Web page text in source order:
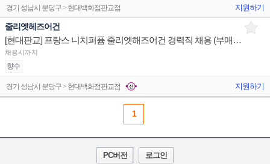
경기 성남시 분당구 > 현대백화점판교점 지원하기
줄리엣헤즈어건
[현대판교] 프랑스 니치퍼퓸 줄리엣해즈어건 경력직 채용 (부매니저/시니어)
채용시까지
향수
경기 성남시 분당구 > 현대백화점판교점 지원하기
1
PC버전 로그인